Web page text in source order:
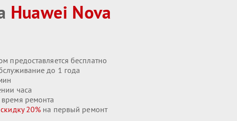
Huawei Nova
предоставляется бесплатно
до 1 года
часа
ремонта
скидку 20% на первый ремонт